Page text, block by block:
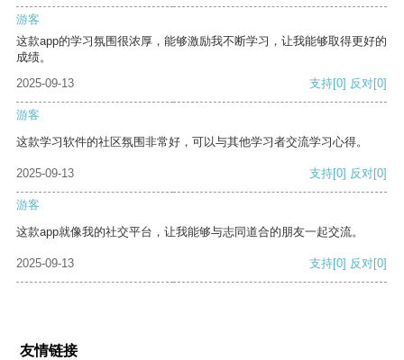
游客
这款app的学习氛围很浓厚，能够激励我不断学习，让我能够取得更好的
成绩。
2025-09-13
支持[0] 反对[0]
游客
这款学习软件的社区氛围非常好，可以与其他学习者交流学习心得。
2025-09-13 支持[0] 反对[0]
游客
这款app就像我的社交平台，让我能够与志同道合的朋友一起交流。
2025-09-13 支持[0] 反对[0]
友情链接